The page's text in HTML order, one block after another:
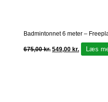
Badmintonnet 6 meter –
675,00kr. 549,00 kr. Læs